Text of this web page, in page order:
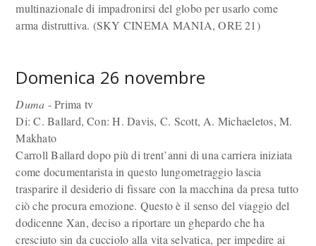
multinazionale di impadronirsi del globo per usarlo come
arma distruttiva. (SKY CINEMA MANIA, ORE 21)
Domenica 26 novembre
Duma - Prima tv
Di: C. Ballard, Con: H. Davis, C. Scott, A. Michaeletos, M.
Makhato
Carroll Ballard dopo più di trent’anni di una carriera iniziata
come documentarista in questo lungometraggio lascia
trasparire il desiderio di fissare con la macchina da presa tutto
ciò che procura emozione. Questo è il senso del viaggio del
dodicenne Xan, deciso a riportare un ghepardo che ha
cresciuto sin da cucciolo alla vita selvatica, per impedire ai